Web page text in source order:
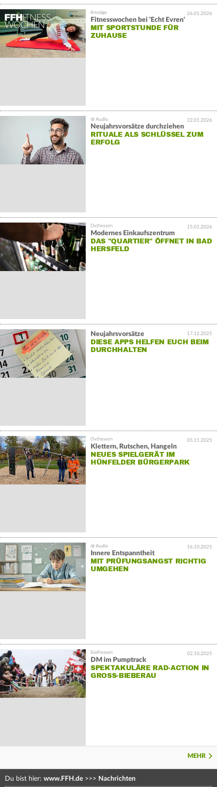
26.01.2026
Fitnesswochen bei 'Echt Evren'
MIT SPORTSTUNDE FÜR
ZUHAUSE
22.01.2026
Neujahrsvorsätze durchziehen
RITUALE ALS SCHLÜSSEL ZUM
ERFOLG
15.01.2026
Modernes Einkaufszentrum
DAS "QUARTIER" ÖFFNET IN BAD
HERSFELD
17.12.2025
Neujahrsvorsätze
DIESE APPS HELFEN EUCH BEIM
DURCHHALTEN
05.11.2025
Klettern, Rutschen, Hangeln
NEUES SPIELGERÄT IM
HÜNFELDER BÜRGERPARK
16.10.2025
Innere Entspanntheit
MIT PRÜFUNGSANGST RICHTIG
UMGEHEN
02.10.2025
DM im Pumptrack
SPEKTAKULÄRE RAD-ACTION IN
GROSS-BIEBERAU
MEHR
Du bist hier: www.FFH.de >>> Nachrichten